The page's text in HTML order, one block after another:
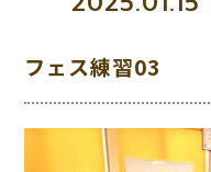
フェス練習03